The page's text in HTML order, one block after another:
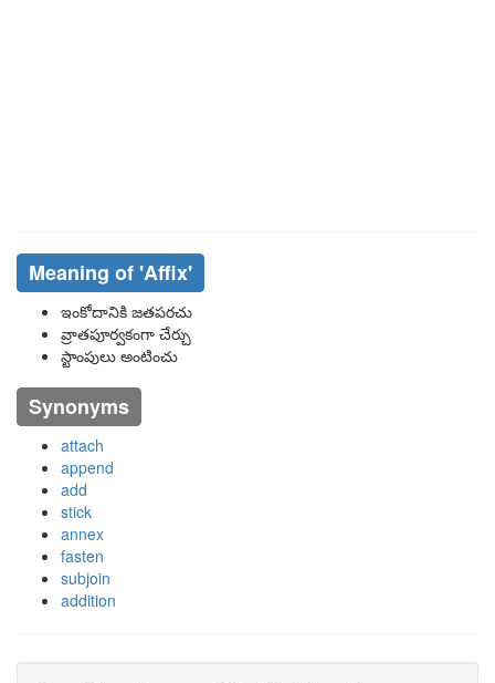
Meaning of 'affix'
ఇంకోదానికి జతపరచు
వ్రాతపూర్వకంగా చేర్చు
స్టాంపులు అంటించు
Synonyms
attach
append
add
stick
annex
fasten
subjoin
addition